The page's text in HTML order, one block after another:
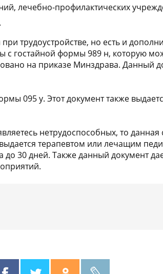
лечебно-профилактических
трудоустройстве, но есть и
с гостайной формы 989 н, которую
на приказе Минздрава. Данный
095 у. Этот документ также
нетрудоспособных, то данная
терапевтом или лечащим
30 дней. Также данный документ